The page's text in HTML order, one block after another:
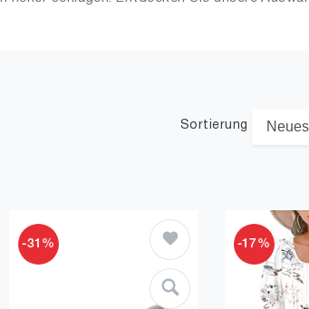
Sortierung
-31% -17%